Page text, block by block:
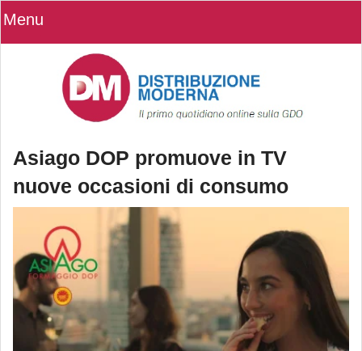
Menu
Asiago DOP promuove in TV
nuove occasioni di consumo